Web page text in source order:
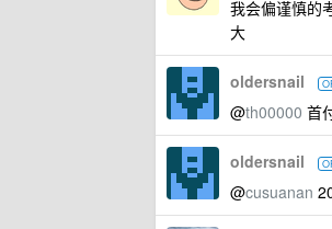
我会偏谨慎的
大
oldersnail
@th00000 首
oldersnail
@cusuanan